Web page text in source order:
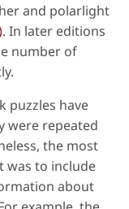
and polarlight
. In later editions
number of
puzzles have
were repeated
the most
to include
about